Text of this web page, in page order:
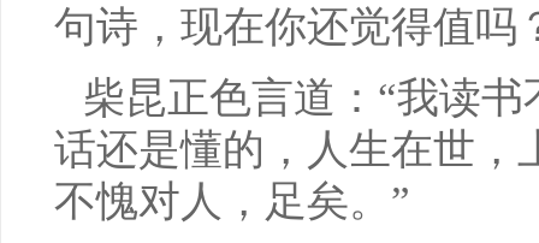
句诗，现在你还觉得值吗
柴昆正色言道：“我读书
话还是懂的，人生在世，
不愧对人，足矣。”